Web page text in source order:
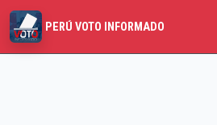
PERÚ VOTO INFORMADO